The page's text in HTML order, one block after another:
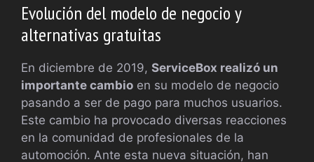
Evolución del modelo de negocio y
alternativas gratuitas
En diciembre de 2019, ServiceBox realizó un
importante cambio en su modelo de negocio
pasando a ser de pago para muchos usuarios.
Este cambio ha provocado diversas reacciones
en la comunidad de profesionales de la
automoción. Ante esta nueva situación, han